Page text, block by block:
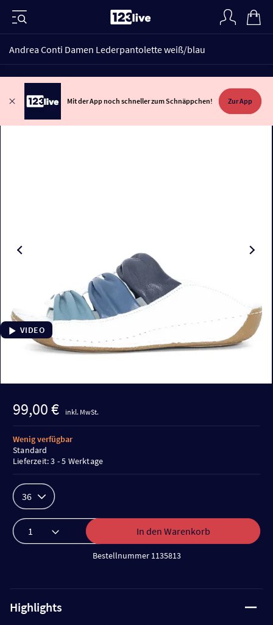
Andrea Conti Damen Lederpantolette weiß/blau
Mit der App noch schneller zum Schnäppchen! Zur App
VIDEO
99,00 € inkl. MwSt.
36
In den Warenkorb
Bestellnummer 1135813
Wenig verfügbar
Standard
Lieferzeit: 3 - 5 Werktage
Highlights